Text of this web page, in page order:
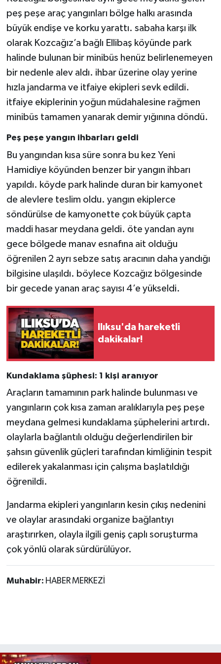
peş peşe araç yangınları bölge halkı arasında
büyük endişe ve korku yarattı. sabaha karşı ilk
olarak Kozcağız’a bağlı Ellibaş köyünde park
halinde bulunan bir minibüs henüz belirlenemeyen
bir nedenle alev aldı. ihbar üzerine olay yerine
hızla jandarma ve itfaiye ekipleri sevk edildi.
itfaiye ekiplerinin yoğun müdahalesine rağmen
minibüs tamamen yanarak demir yığınına döndü.
Peş peşe yangın ihbarları geldi
Bu yangından kısa süre sonra bu kez Yeni
Hamidiye köyünden benzer bir yangın ihbarı
yapıldı. köyde park halinde duran bir kamyonet
de alevlere teslim oldu. yangın ekiplerce
söndürülse de kamyonette çok büyük çapta
maddi hasar meydana geldi. öte yandan aynı
gece bölgede manav esnafına ait olduğu
öğrenilen 2 ayrı sebze satış aracının daha yandığı
bilgisine ulaşıldı. böylece Kozcağız bölgesinde
bir gecede yanan araç sayısı 4’e yükseldi.
Ilıksu'da hareketli
dakikalar!
Kundaklama şüphesi: 1 kişi aranıyor
Araçların tamamının park halinde bulunması ve
yangınların çok kısa zaman aralıklarıyla peş peşe
meydana gelmesi kundaklama şüphelerini artırdı.
olaylarla bağlantılı olduğu değerlendirilen bir
şahsın güvenlik güçleri tarafından kimliğinin tespit
edilerek yakalanması için çalışma başlatıldığı
öğrenildi.
Jandarma ekipleri yangınların kesin çıkış nedenini
ve olaylar arasındaki organize bağlantıyı
araştırırken, olayla ilgili geniş çaplı soruşturma
çok yönlü olarak sürdürülüyor.
Muhabir: HABER MERKEZİ
Gökçebey
GÜNDEM
İş ilanı
Kilimli
Kültür - Sanat
Politika
Resmi İlan
Röportaj
Sağlık
SİYASET
Ulusal
Yaşam